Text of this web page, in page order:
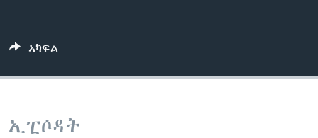
ኣካፍል
ኢፒሶዳት